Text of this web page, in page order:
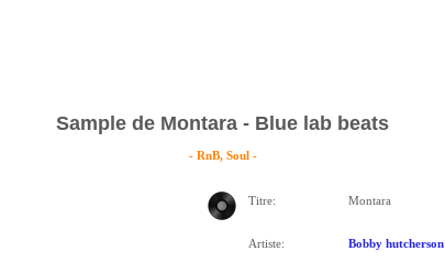
Sample de Montara - Blue lab beats
- RnB, Soul -
Titre: Montara
Artiste: Bobby hutcherson